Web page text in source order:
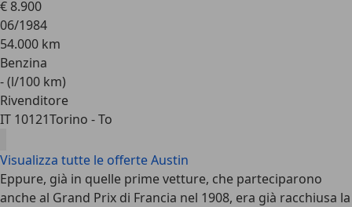
€ 8.900
06/1984
54.000 km
Benzina
- (l/100 km)
Rivenditore
IT 10121Torino - To
Visualizza tutte le offerte Austin
Eppure, già in quelle prime vetture, che parteciparono
anche al Grand Prix di Francia nel 1908, era già racchiusa la